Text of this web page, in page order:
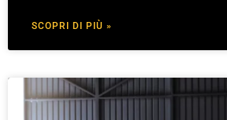
SCOPRI DI PIÙ »